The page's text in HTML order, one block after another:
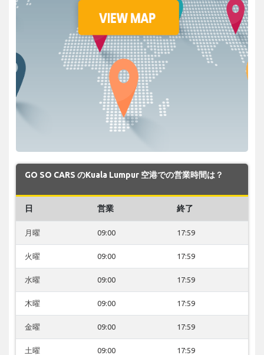
GO SO CARS のKuala Lumpur 空港での営業時間は？
日 営業 終了
月曜 09:00 17:59
火曜 09:00 17:59
水曜 09:00 17:59
木曜 09:00 17:59
金曜 09:00 17:59
土曜 09:00 17:59